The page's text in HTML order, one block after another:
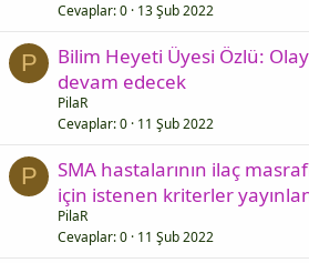
Cevaplar 0 13 Şub 2022
P
Bilim Heyeti Üyesi Özlü: Olay
devam edecek
PilaR
Cevaplar 0 11 Şub 2022
P
SMA hastalarının ilaç
için istenen kriterler
PilaR
Cevaplar 0 11 Şub 2022